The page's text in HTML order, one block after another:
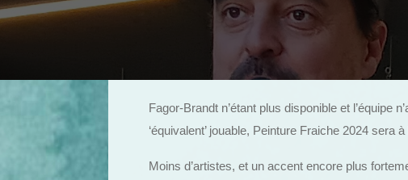
Fagor-Brandt n’étant plus disponible et l’équipe
‘équivalent’ jouable, Peinture Fraiche 2024 sera
Moins d’artistes, et un accent encore plus